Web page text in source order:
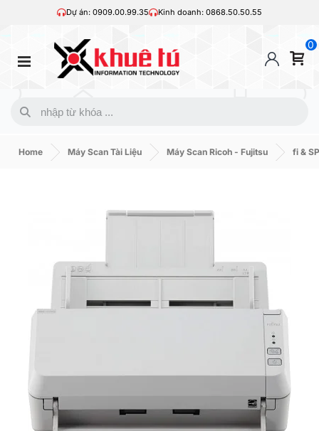
Dự án: 0909.00.99.35 Kinh doanh: 0868.50.50.55
0
Home Máy Scan Tài Liệu Máy Scan Ricoh - Fujitsu fi &